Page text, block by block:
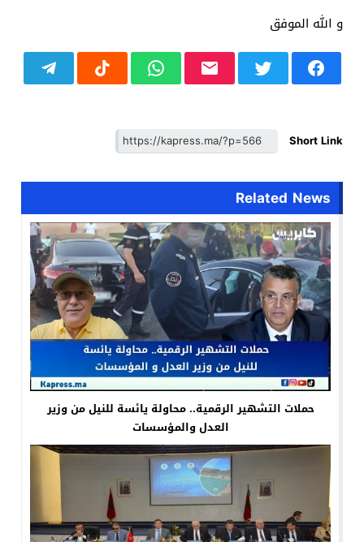
و الله الموفق
Short Link
Related News
حملات التشهير الرقمية.. محاولة يائسة للنيل من وزير
العدل والمؤسسات